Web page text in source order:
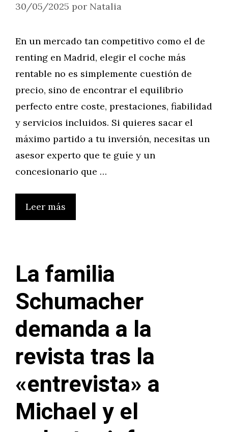
30/05/2025 por Natalia
En un mercado tan competitivo como el de
renting en Madrid, elegir el coche más
rentable no es simplemente cuestión de
precio, sino de encontrar el equilibrio
perfecto entre coste, prestaciones, fiabilidad
y servicios incluidos. Si quieres sacar el
máximo partido a tu inversión, necesitas un
asesor experto que te guíe y un
concesionario que …
Leer más
La familia
Schumacher
demanda a la
revista tras la
«entrevista» a
Michael y el